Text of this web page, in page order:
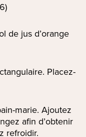
de jus d’orange
Placez-
marie. Ajoutez
afin d’obtenir
refroidir.